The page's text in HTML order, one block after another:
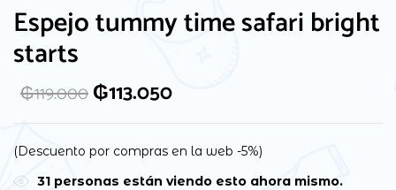
Espejo tummy time safari bright
starts
₲119.000₲113.050
(Descuento por compras en la web -5%)
31 personas están viendo esto ahora mismo.